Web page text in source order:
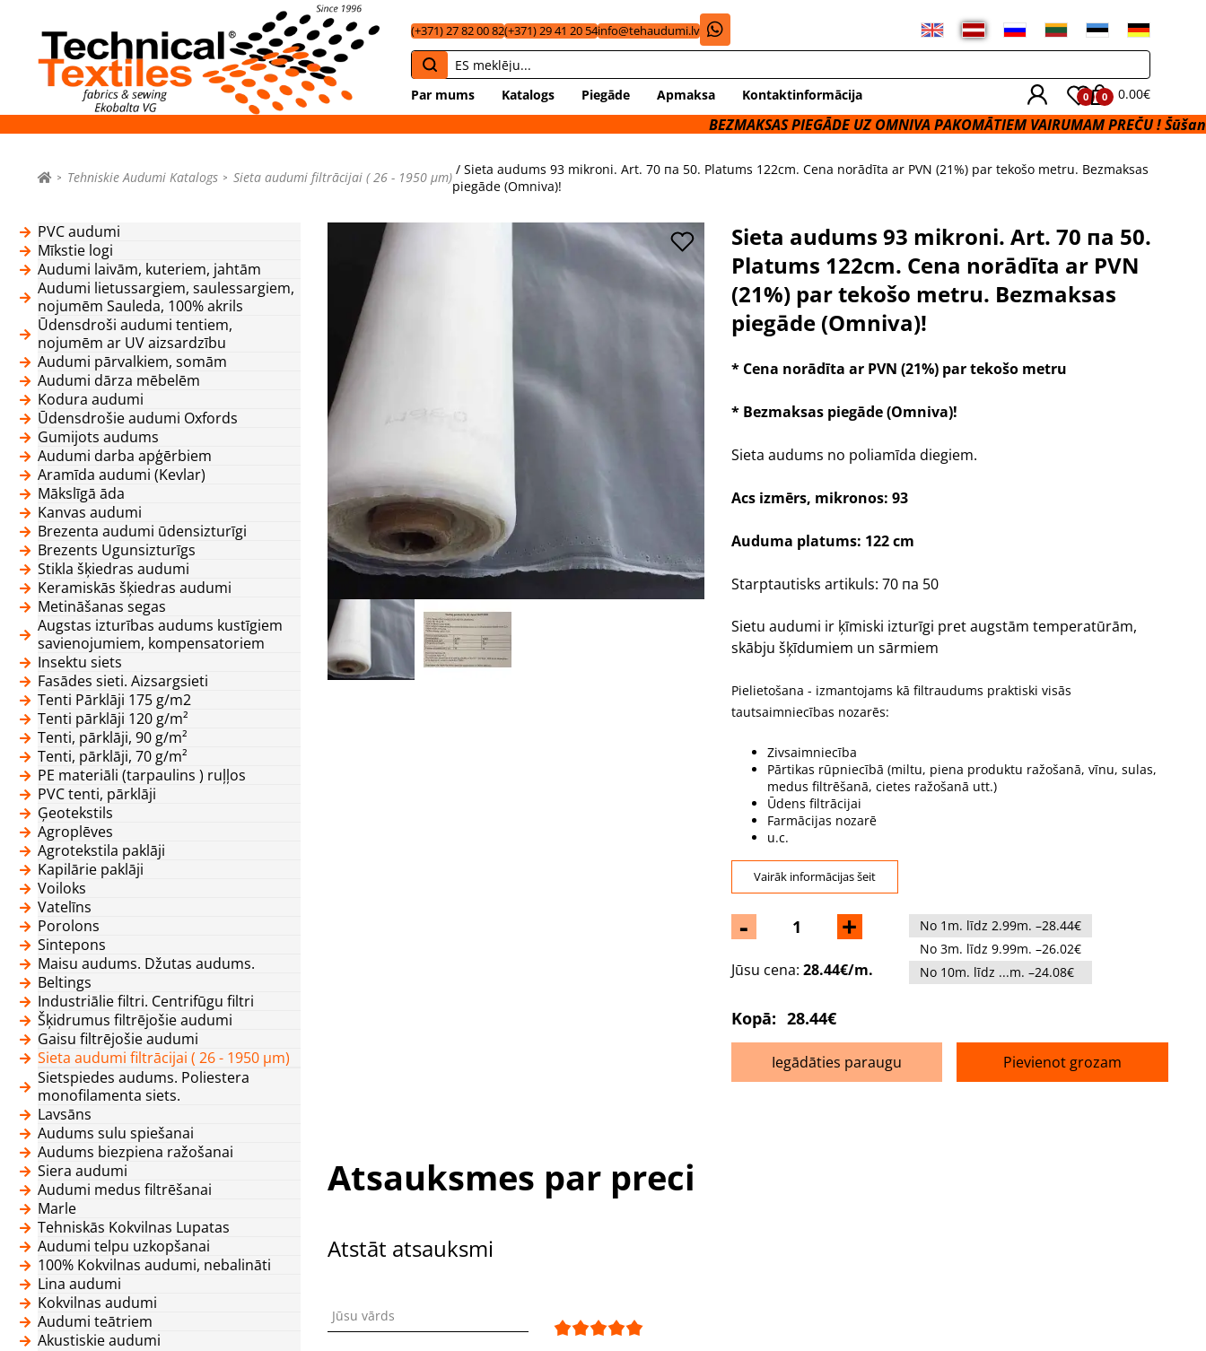
(+371) 27 82 00 82(+371) 29 41 20 54info@tehaudumi.lv
Par mums Katalogs Piegāde Apmaksa Kontaktinformācija 0 0 0.00€
BEZMAKSAS PIEGĀDE UZ OMNIVA PAKOMĀTIEM VAIRUMAM PREČU ! Šūšanas
Tehniskie Audumi Katalogs Sieta audumi filtrācijai ( 26 - 1950 μm) / Sieta audums 93 mikroni. Art. 70 пa 50. Platums 122cm. Cena norādīta ar PVN (21%) par tekošo metru. Bezmaksas
piegāde (Omniva)!
PVC audumi
Mīkstie logi
Audumi laivām, kuteriem, jahtām
Audumi lietussargiem, saulessargiem,
nojumēm Sauleda, 100% akrils
Ūdensdroši audumi tentiem,
nojumēm ar UV aizsardzību
Audumi pārvalkiem, somām
Audumi dārza mēbelēm
Kodura audumi
Ūdensdrošie audumi Oxfords
Gumijots audums
Audumi darba apģērbiem
Aramīda audumi (Kevlar)
Mākslīgā āda
Kanvas audumi
Brezenta audumi ūdensizturīgi
Brezents Ugunsizturīgs
Stikla šķiedras audumi
Keramiskās šķiedras audumi
Metināšanas segas
Augstas izturības audums kustīgiem
savienojumiem, kompensatoriem
Insektu siets
Fasādes sieti. Aizsargsieti
Tenti Pārklāji 175 g/m2
Tenti pārklāji 120 g/m²
Tenti, pārklāji, 90 g/m²
Tenti, pārklāji, 70 g/m²
PE materiāli (tarpaulins ) ruļļos
PVC tenti, pārklāji
Ģeotekstils
Agroplēves
Agrotekstila paklāji
Kapilārie paklāji
Voiloks
Vatelīns
Porolons
Sintepons
Maisu audums. Džutas audums.
Beltings
Industriālie filtri. Centrifūgu filtri
Šķidrumus filtrējošie audumi
Gaisu filtrējošie audumi
Sieta audumi filtrācijai ( 26 - 1950 μm)
Sietspiedes audums. Poliestera
monofilamenta siets.
Lavsāns
Audums sulu spiešanai
Audums biezpiena ražošanai
Siera audumi
Audumi medus filtrēšanai
Marle
Tehniskās Kokvilnas Lupatas
Audumi telpu uzkopšanai
100% Kokvilnas audumi, nebalināti
Lina audumi
Kokvilnas audumi
Audumi teātriem
Akustiskie audumi
Sieta audums 93 mikroni. Art. 70 пa 50.
Platums 122cm. Cena norādīta ar PVN
(21%) par tekošo metru. Bezmaksas
piegāde (Omniva)!
* Cena norādīta ar PVN (21%) par tekošo metru
* Bezmaksas piegāde (Omniva)!
Sieta audums no poliamīda diegiem.
Acs izmērs, mikronos: 93
Auduma platums: 122 cm
Starptautisks artikuls: 70 пa 50
Sietu audumi ir ķīmiski izturīgi pret augstām temperatūrām,
skābju šķīdumiem un sārmiem
Pielietošana - izmantojams kā filtraudums praktiski visās
tautsaimniecības nozarēs:
Zivsaimniecība
Pārtikas rūpniecībā (miltu, piena produktu ražošanā, vīnu, sulas,
medus filtrēšanā, cietes ražošanā utt.)
Ūdens filtrācijai
Farmācijas nozarē
u.c.
Vairāk informācijas šeit
- +
Jūsu cena: 28.44€/m.
No 1m. līdz 2.99m. –28.44€
No 3m. līdz 9.99m. –26.02€
No 10m. līdz ...m. –24.08€
Kopā: 28.44€
Iegādāties paraugu Pievienot grozam
Atsauksmes par preci
Atstāt atsauksmi
Jūsu vārds